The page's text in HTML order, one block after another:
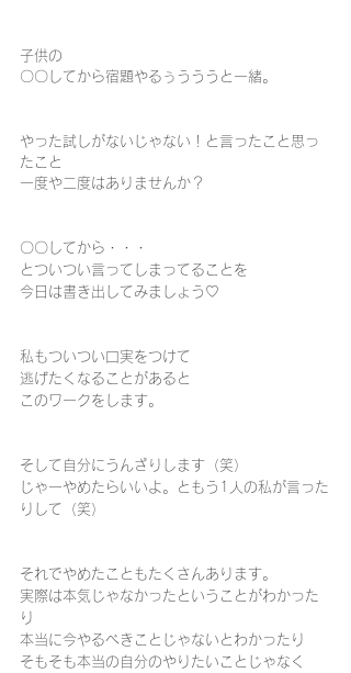
子供の
〇〇してから宿題やるぅうううと一緒。
やった試しがないじゃない！と言ったこと思っ
たこと
一度や二度はありませんか？
〇〇してから・・・
とついつい言ってしまってることを
今日は書き出してみましょう♡
私もついつい口実をつけて
逃げたくなることがあると
このワークをします。
そして自分にうんざりします（笑）
じゃーやめたらいいよ。ともう1人の私が言った
りして（笑）
それでやめたこともたくさんあります。
実際は本気じゃなかったということがわかった
り
本当に今やるべきことじゃないとわかったり
そもそも本当の自分のやりたいことじゃなく